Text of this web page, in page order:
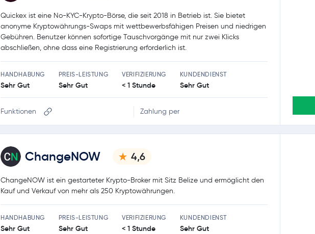
Quickex ist eine No-KYC-Krypto-Börse, die seit 2018 in Betrieb ist. Sie bietet
anonyme Kryptowährungs-Swaps mit wettbewerbsfähigen Preisen und niedrigen
Gebühren. Benutzer können sofortige Tauschvorgänge mit nur zwei Klicks
abschließen, ohne dass eine Registrierung erforderlich ist.
HANDHABUNG
Sehr Gut
PREIS-LEISTUNG
Sehr Gut
VERIFIZIERUNG
< 1 Stunde
KUNDENDIENST
Sehr Gut
Funktionen Zahlung per
ChangeNOW 4,6
ChangeNOW ist ein gestarteter Krypto-Broker mit Sitz Belize und ermöglicht den
Kauf und Verkauf von mehr als 250 Kryptowährungen.
HANDHABUNG
Sehr Gut
PREIS-LEISTUNG
Sehr Gut
VERIFIZIERUNG
< 1 Stunde
KUNDENDIENST
Sehr Gut